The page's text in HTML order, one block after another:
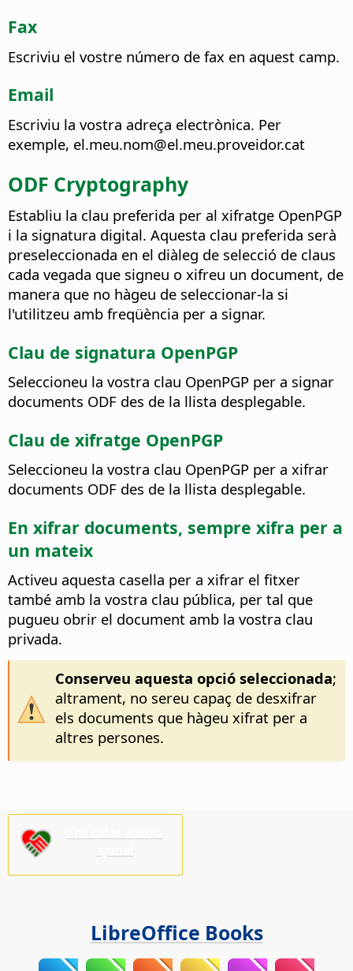
Fax
Escriviu el vostre número de fax en aquest camp.
Email
Escriviu la vostra adreça electrònica. Per
exemple, el.meu.nom@el.meu.proveidor.cat
ODF Cryptography
Establiu la clau preferida per al xifratge OpenPGP
i la signatura digital. Aquesta clau preferida serà
preseleccionada en el diàleg de selecció de claus
cada vegada que signeu o xifreu un document, de
manera que no hàgeu de seleccionar-la si
l'utilitzeu amb freqüència per a signar.
Clau de signatura OpenPGP
Seleccioneu la vostra clau OpenPGP per a signar
documents ODF des de la llista desplegable.
Clau de xifratge OpenPGP
Seleccioneu la vostra clau OpenPGP per a xifrar
documents ODF des de la llista desplegable.
En xifrar documents, sempre xifra per a
un mateix
Activeu aquesta casella per a xifrar el fitxer
també amb la vostra clau pública, per tal que
pugueu obrir el document amb la vostra clau
privada.
Conserveu aquesta opció seleccionada;
altrament, no sereu capaç de desxifrar
els documents que hàgeu xifrat per a
altres persones.
LibreOffice Books